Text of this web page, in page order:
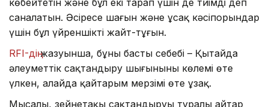
көбейтетін және бұл екі тарап үшін де тиімді деп
саналатын. Әсіресе шағын және ұсақ кәсіпорындар
үшін бұл үйреншікті жайт-тұғын.
RFI-діңжазуынша, бұның басты себебі – Қытайда
әлеуметтік сақтандыру шығынының көлемі өте
үлкен, алайда қайтарым мерзімі өте ұзақ.
Мысалы, зейнетақы сақтандыруы туралы айтар